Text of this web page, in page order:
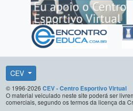
CEV
© 1996-2026 CEV - Centro Esportivo Virtual
O material veiculado neste site poderá ser
comerciais, segundo os termos da licença da